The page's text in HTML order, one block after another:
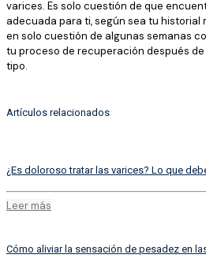
varices. Es solo cuestión de que
adecuada para ti, según sea tu historial
en solo cuestión de algunas semanas
tu proceso de recuperación después
tipo.
Artículos relacionados
¿Es doloroso tratar las varices? Lo que
Leer más
Cómo aliviar la sensación de pesadez en